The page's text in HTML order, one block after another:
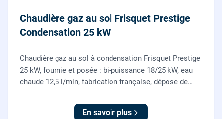
Chaudière gaz au sol Frisquet Prestige
Condensation 25 kW
Chaudière gaz au sol à condensation Frisquet Prestige
25 kW, fournie et posée : bi-puissance 18/25 kW, eau
chaude 12,5 l/min, fabrication française, dépose de
En savoir plus